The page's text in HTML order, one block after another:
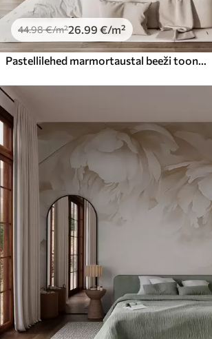
44.98€/m²26 .99 €/m²